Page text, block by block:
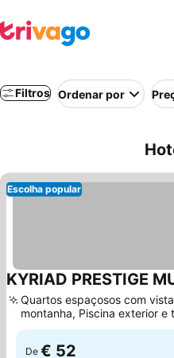
Filtros Ordenar por
Escolha popular
KYRIAD PRESTIGE
Quartos espaçosos com
montanha, Piscina exterior e
ajardinado
De € 52